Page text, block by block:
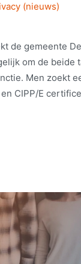
(nieuws)
de gemeente
om de beide
Men zoekt
CIPP/E